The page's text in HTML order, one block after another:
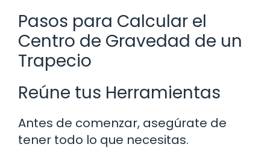
Pasos para Calcular el
Centro de Gravedad de un
Trapecio
Reúne tus Herramientas
Antes de comenzar, asegúrate de
tener todo lo que necesitas.